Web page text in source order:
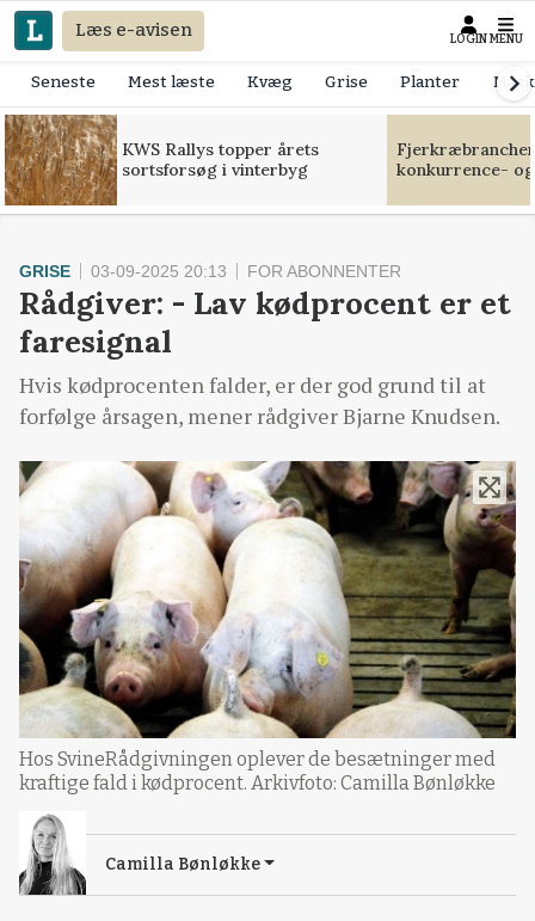
Læs e-avisen LOGIN MENU
Seneste Mest læste Kvæg Grise Planter
KWS Rallys topper årets
sortsforsøg i vinterbyg
konkurrence-
GRISE 03-09-2025 20:13 FOR ABONNENTER
Rådgiver: - Lav kødprocent er et
faresignal
Hvis kødprocenten falder, er der god grund til at
forfølge årsagen, mener rådgiver Bjarne Knudsen.
Hos SvineRådgivningen oplever de besætninger med
kraftige fald i kødprocent. Arkivfoto: Camilla Bønløkke
Camilla Bønløkke